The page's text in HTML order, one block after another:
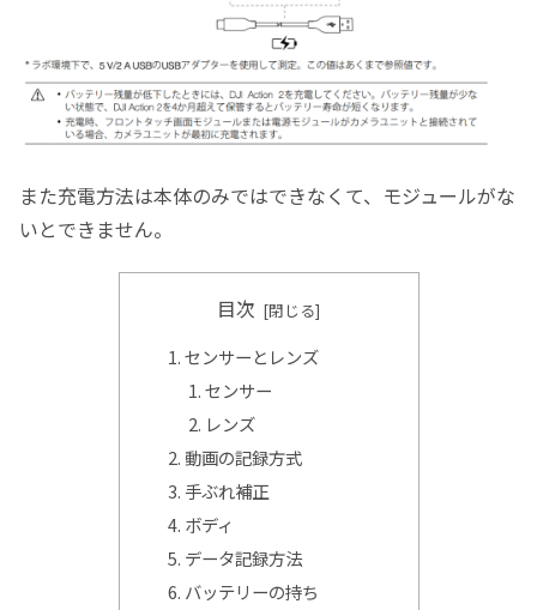
また充電方法は本体のみではできなくて、モジュールがな
いとできません。
目次
センサーとレンズ
センサー
レンズ
動画の記録方式
手ぶれ補正
ボディ
データ記録方法
バッテリーの持ち